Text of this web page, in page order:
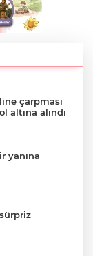
çarpması
altına alındı
yanına